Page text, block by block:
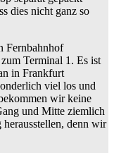
dies nicht ganz so
Fernbahnhof
Terminal 1. Es ist
in Frankfurt
viel los und
wir keine
und Mitte ziemlich
denn wir